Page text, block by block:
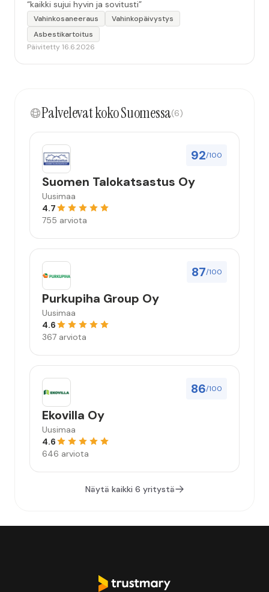
“kaikki sujui hyvin ja sovitusti”
Vahinkosaneeraus
Vahinkopäivystys
Asbestikartoitus
Päivitetty 16.6.2026
Palvelevat koko Suomessa(6)
92/100
Suomen Talokatsastus Oy
Uusimaa
4.7
755 arviota
87/100
Purkupiha Group Oy
Uusimaa
4.6
367 arviota
86/100
Ekovilla Oy
Uusimaa
4.6
646 arviota
Näytä kaikki 6 yritystä